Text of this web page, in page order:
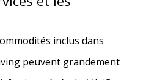
inclus dans
peuvent grandement